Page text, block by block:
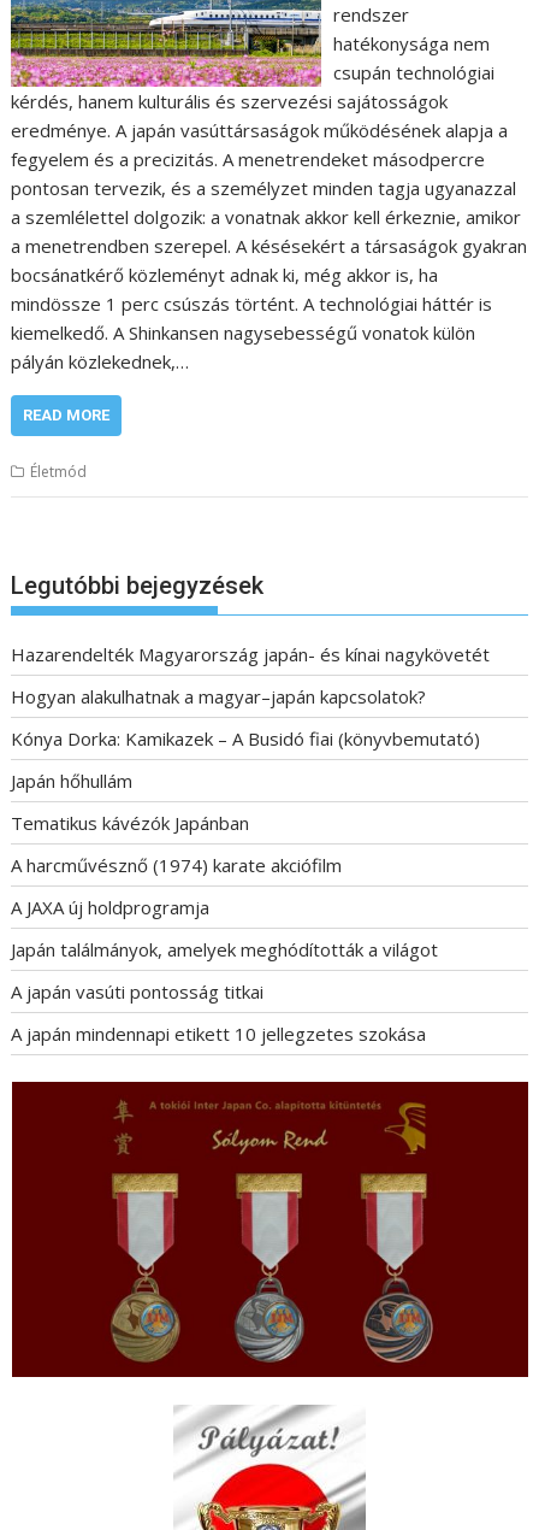
rendszer
hatékonysága nem
csupán technológiai
kérdés, hanem kulturális és szervezési sajátosságok
eredménye. A japán vasúttársaságok működésének alapja a
fegyelem és a precizitás. A menetrendeket másodpercre
pontosan tervezik, és a személyzet minden tagja ugyanazzal
a szemlélettel dolgozik: a vonatnak akkor kell érkeznie, amikor
a menetrendben szerepel. A késésekért a társaságok gyakran
bocsánatkérő közleményt adnak ki, még akkor is, ha
mindössze 1 perc csúszás történt. A technológiai háttér is
kiemelkedő. A Shinkansen nagysebességű vonatok külön
pályán közlekednek,…
READ MORE
Életmód
Legutóbbi bejegyzések
Hazarendelték Magyarország japán- és kínai nagykövetét
Hogyan alakulhatnak a magyar–japán kapcsolatok?
Kónya Dorka: Kamikazek – A Busidó fiai (könyvbemutató)
Japán hőhullám
Tematikus kávézók Japánban
A harcművésznő (1974) karate akciófilm
A JAXA új holdprogramja
Japán találmányok, amelyek meghódították a világot
A japán vasúti pontosság titkai
A japán mindennapi etikett 10 jellegzetes szokása